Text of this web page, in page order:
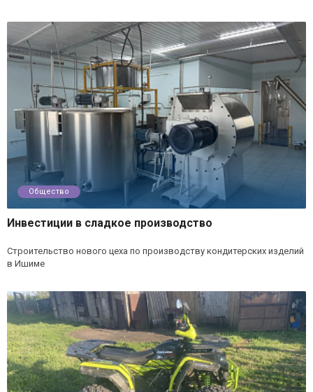
Общество
Инвестиции в сладкое производство
Строительство нового цеха по производству кондитерских изделий
в Ишиме